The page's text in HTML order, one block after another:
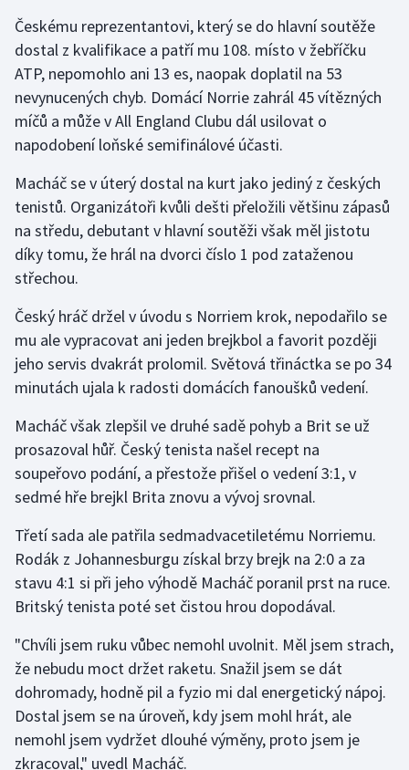
Parasport
Plavání
Plážový volejbal
Ragby
Rychlobruslení
Rychlostní kanoistika
Short track
Sportovní střelba
Stolní tenis
Triatlon
Veslování
Vodní slalom
Volejbal
Ostatní
Českému reprezentantovi, který se do hlavní soutěže
dostal z kvalifikace a patří mu 108. místo v žebříčku
ATP, nepomohlo ani 13 es, naopak doplatil na 53
nevynucených chyb. Domácí Norrie zahrál 45 vítězných
míčů a může v All England Clubu dál usilovat o
napodobení loňské semifinálové účasti.
Macháč se v úterý dostal na kurt jako jediný z českých
tenistů. Organizátoři kvůli dešti přeložili většinu zápasů
na středu, debutant v hlavní soutěži však měl jistotu
díky tomu, že hrál na dvorci číslo 1 pod zataženou
střechou.
Český hráč držel v úvodu s Norriem krok, nepodařilo se
mu ale vypracovat ani jeden brejkbol a favorit později
jeho servis dvakrát prolomil. Světová třináctka se po 34
minutách ujala k radosti domácích fanoušků vedení.
Macháč však zlepšil ve druhé sadě pohyb a Brit se už
prosazoval hůř. Český tenista našel recept na
soupeřovo podání, a přestože přišel o vedení 3:1, v
sedmé hře brejkl Brita znovu a vývoj srovnal.
Třetí sada ale patřila sedmadvacetiletému Norriemu.
Rodák z Johannesburgu získal brzy brejk na 2:0 a za
stavu 4:1 si při jeho výhodě Macháč poranil prst na ruce.
Britský tenista poté set čistou hrou dopodával.
"Chvíli jsem ruku vůbec nemohl uvolnit. Měl jsem strach,
že nebudu moct držet raketu. Snažil jsem se dát
dohromady, hodně pil a fyzio mi dal energetický nápoj.
Dostal jsem se na úroveň, kdy jsem mohl hrát, ale
nemohl jsem vydržet dlouhé výměny, proto jsem je
zkracoval," uvedl Macháč.